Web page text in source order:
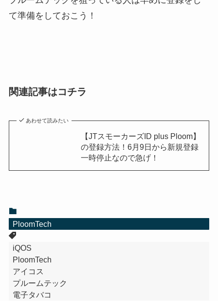
て準備をしておこう！
関連記事はコチラ
あわせて読みたい
【JTスモーカーズID plus Ploom】
の登録方法！6月9日から新規登録
一時停止なので急げ！
PloomTech
iQOS
PloomTech
アイコス
プルームテック
電子タバコ